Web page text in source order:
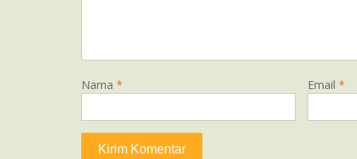
Nama * Email *